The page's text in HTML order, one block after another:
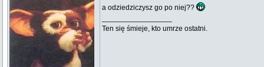
a odziedziczysz go po niej??
Ten się śmieje, kto umrze ostatni.